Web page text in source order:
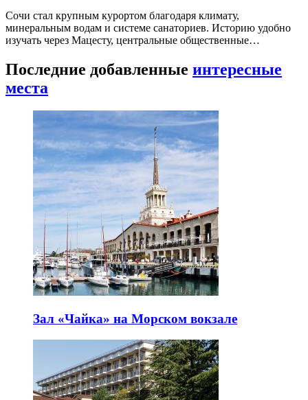
Сочи стал крупным курортом благодаря климату,
минеральным водам и системе санаториев. Историю удобно
изучать через Мацесту, центральные общественные…
Последние добавленные интересные
места
Зал «Чайка» на Морском вокзале